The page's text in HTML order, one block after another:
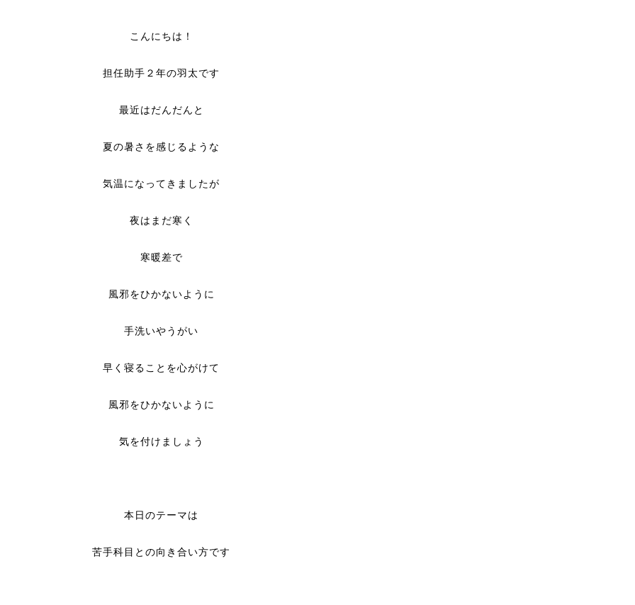
こんにちは！
担任助手２年の羽太です
最近はだんだんと
夏の暑さを感じるような
気温になってきましたが
夜はまだ寒く
寒暖差で
風邪をひかないように
手洗いやうがい
早く寝ることを心がけて
風邪をひかないように
気を付けましょう
本日のテーマは
苦手科目との向き合い方です